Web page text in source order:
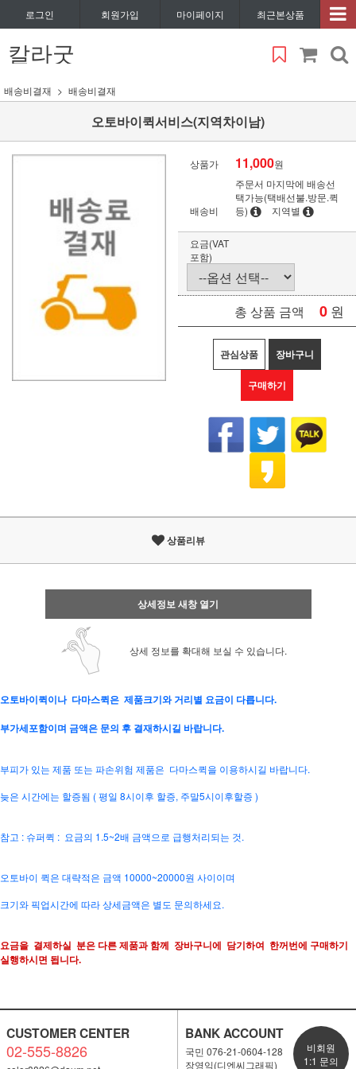
로그인 회원가입 마이페이지 최근본상품
칼라굿
배송비결재 배송비결재
오토바이퀵서비스(지역차이남)
상품가 11,000원
배송비
주문서 마지막에 배송선
택가능(택배선불.방문.퀵
등)
지역별
요금(VAT
포함)
총 상품 금액 0 원
관심상품 장바구니
구매하기
상품리뷰
상세정보 새창 열기
상세 정보를 확대해 보실 수 있습니다.
오토바이퀵이나 다마스퀵은 제품크기와 거리별 요금이 다릅니다.
부가세포함이며 금액은 문의 후 결재하시길 바랍니다.
부피가 있는 제품 또는 파손위험 제품은 다마스퀵을 이용하시길 바랍니다.
늦은 시간에는 할증됨 ( 평일 8시이후 할증, 주말5시이후할증 )
참고 : 슈퍼퀵 : 요금의 1.5~2배 금액으로 급행처리되는 것.
오토바이 퀵은 대략적은 금액 10000~20000원 사이이며
크기와 픽업시간에 따라 상세금액은 별도 문의하세요.
요금을 결제하실 분은 다른 제품과 함께 장바구니에 담기하여 한꺼번에 구매하기
실행하시면 됩니다.
CUSTOMER CENTER
02-555-8826
BANK ACCOUNT
국민 076-21-0604-128
장영익(디엔씨그래픽)
비회원
1:1 문의